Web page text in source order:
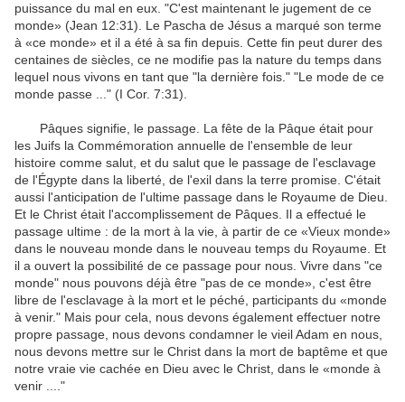
puissance du mal en eux. "C'est maintenant le jugement de ce
monde» (Jean 12:31) Le Pascha de Jésus a marqué son terme
à «ce monde» et il a été à sa fin depuis. Cette fin peut durer des
centaines de siècles, ce ne modifie pas la nature du temps dans
lequel nous vivons en tant que "la dernière fois. " "Le mode de ce
monde passe
" (I Cor. 7:31)
Pâques signifie , le passage La fête de la Pâque était pour
les Juifs la Commémoration annuelle de l'ensemble de leur
histoire comme salut et du salut que le passage de l'esclavage
de l'Égypte dans la liberté de l'exil dans la terre promise C'était
aussi l'anticipation de l'ultime passage dans le Royaume de Dieu
Et le Christ était l'accomplissement de Pâques Il a effectué le
passage ultime : de la mort à la vie à partir de ce «Vieux monde»
dans le nouveau monde dans le nouveau temps du Royaume Et
il a ouvert la possibilité de ce passage pour nous. Vivre dans "ce
monde" nous pouvons déjà être "pas de ce monde», c'est être
libre de l'esclavage à la mort et le péché , participants du «monde
à venir." Mais pour cela, nous devons également effectuer notre
propre passage nous devons condamner le vieil Adam en nous,
nous devons mettre sur le Christ dans la mort de baptême et que
notre vraie vie cachée en Dieu avec le Christ dans le «monde à
venir .... "